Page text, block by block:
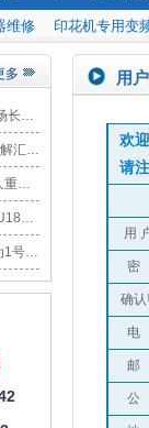
维修 印花机专用变
多
汇川技术Easy系列：从工控现场长出来的设计
凭什么敢喊“十年可靠”？硬核拆解汇川连续5年霸榜伺服的“高可靠基因”
以简驭繁 | 汇川Light系列机器人重磅发布
看不见也能精准装配！汇川IR-U18协作机器人破解电驱轴系盲装难题
汇川技术携手苏州轨道交通，为1号线BAS系统换新EVO800“中国脑”
用
欢
请
用
密
确认
电
邮
公